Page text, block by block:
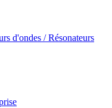
d'ondes / Résonateurs